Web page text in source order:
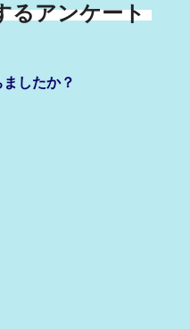
るアンケート
したか？